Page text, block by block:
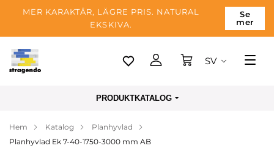
MER KARAKTÄR, LÄGRE PRIS. NATURAL
EKSKIVA.
Se
mer
Tallinn
Betalning
SV
PRODUKTKATALOG
Hem Katalog
Planhyvlad
Planhyvlad Ek 7-40-1750-3000 mm AB